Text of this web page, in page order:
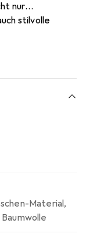
nur
stilvolle
Möbel als
sie optimal für
eine
Stunden
Material,
Baumwolle